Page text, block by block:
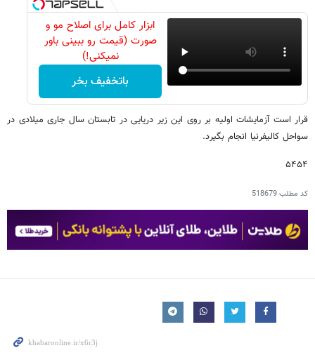
ابزار کامل برای اصلاح مو و
صورت (قیمت رو ببینی باور
نمیکنی!)
باتخفیف بخر
قرار است آزمایشات اولیه بر روی این زیر دریایی در تابستان سال جاری میلادی در
سواحل کالیفرنیا انجام بگیرد.
۵۴۵۴
کد مطلب518679